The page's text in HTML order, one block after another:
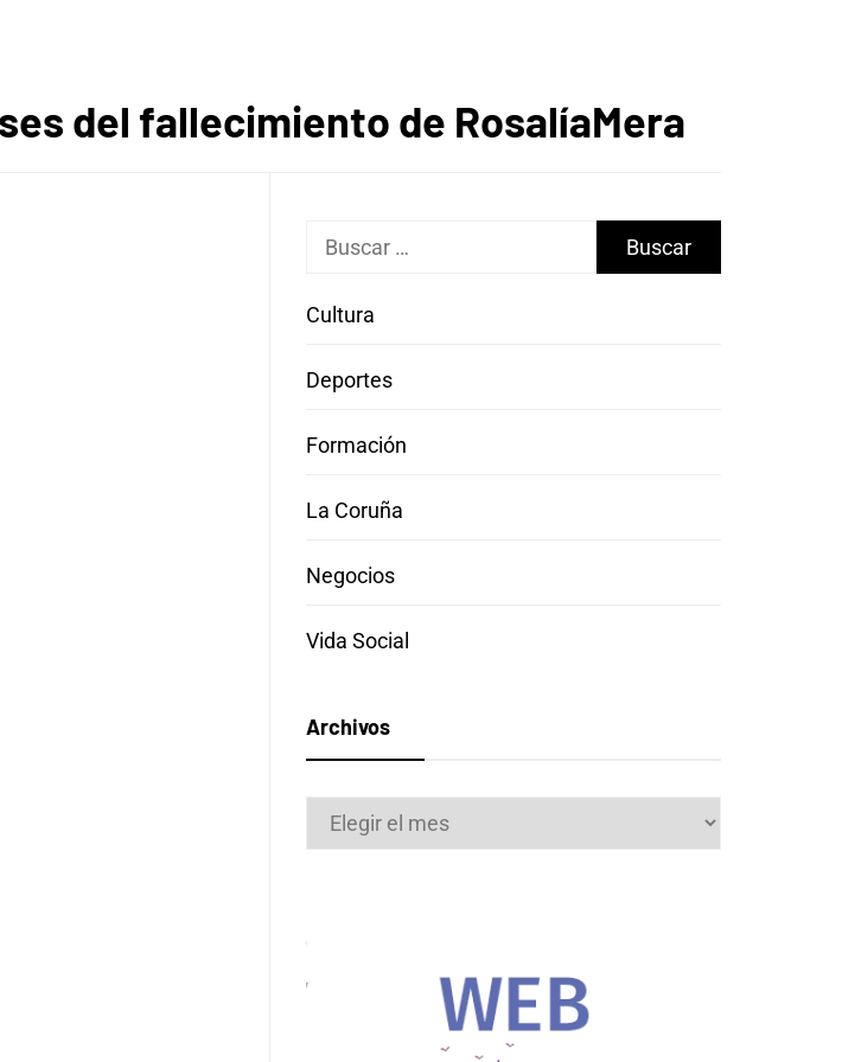
del fallecimiento de RosalíaMera
Buscar:
Cultura
Deportes
Formación
La Coruña
Negocios
Vida Social
Archivos
Archivos